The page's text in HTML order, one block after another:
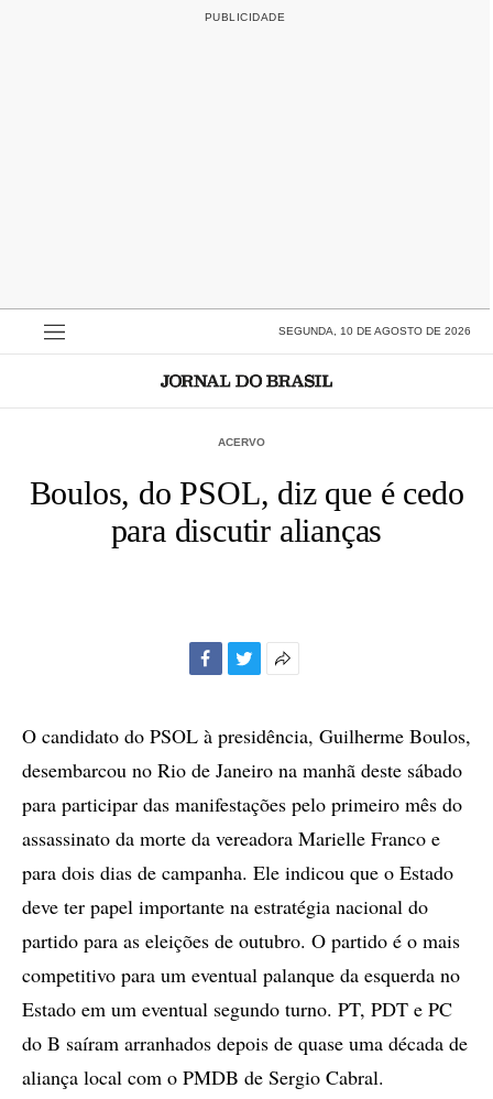
SEGUNDA, 10 DE AGOSTO DE 2026
ACERVO
Boulos, do PSOL, diz que é cedo
para discutir alianças
compartilhamento
O candidato do PSOL à presidência, Guilherme Boulos,
desembarcou no Rio de Janeiro na manhã deste sábado
para participar das manifestações pelo primeiro mês do
assassinato da morte da vereadora Marielle Franco e
para dois dias de campanha. Ele indicou que o Estado
deve ter papel importante na estratégia nacional do
partido para as eleições de outubro. O partido é o mais
competitivo para um eventual palanque da esquerda no
Estado em um eventual segundo turno. PT, PDT e PC
do B saíram arranhados depois de quase uma década de
aliança local com o PMDB de Sergio Cabral.